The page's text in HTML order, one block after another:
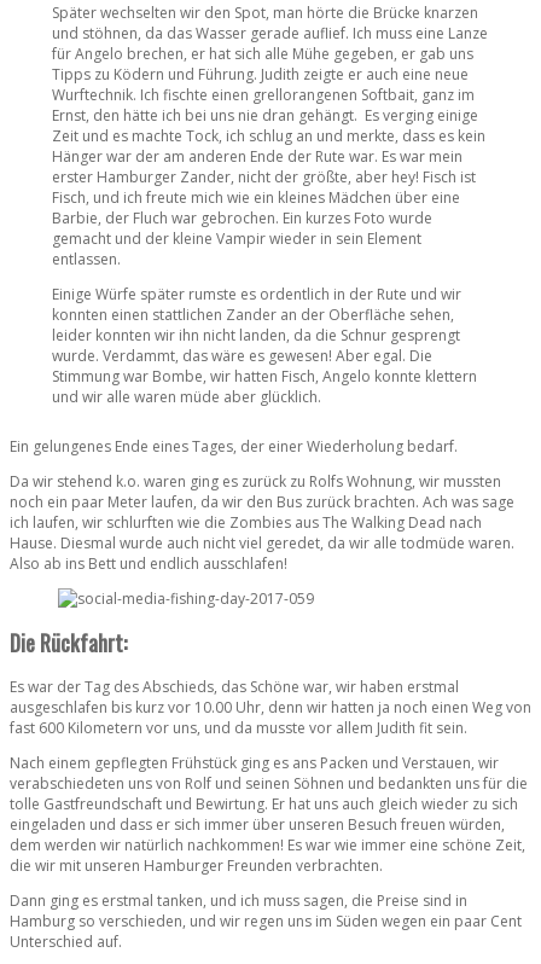
Später wechselten wir den Spot, man hörte die Brücke knarzen
und stöhnen, da das Wasser gerade auflief. Ich muss eine Lanze
für Angelo brechen, er hat sich alle Mühe gegeben, er gab uns
Tipps zu Ködern und Führung. Judith zeigte er auch eine neue
Wurftechnik. Ich fischte einen grellorangenen Softbait, ganz im
Ernst, den hätte ich bei uns nie dran gehängt. Es verging einige
Zeit und es machte Tock, ich schlug an und merkte, dass es kein
Hänger war der am anderen Ende der Rute war. Es war mein
erster Hamburger Zander, nicht der größte, aber hey! Fisch ist
Fisch, und ich freute mich wie ein kleines Mädchen über eine
Barbie, der Fluch war gebrochen. Ein kurzes Foto wurde
gemacht und der kleine Vampir wieder in sein Element
entlassen.
Einige Würfe später rumste es ordentlich in der Rute und wir
konnten einen stattlichen Zander an der Oberfläche sehen,
leider konnten wir ihn nicht landen, da die Schnur gesprengt
wurde. Verdammt, das wäre es gewesen! Aber egal. Die
Stimmung war Bombe, wir hatten Fisch, Angelo konnte klettern
und wir alle waren müde aber glücklich.
Ein gelungenes Ende eines Tages, der einer Wiederholung bedarf.
Da wir stehend k.o. waren ging es zurück zu Rolfs Wohnung, wir mussten
noch ein paar Meter laufen, da wir den Bus zurück brachten. Ach was sage
ich laufen, wir schlurften wie die Zombies aus The Walking Dead nach
Hause. Diesmal wurde auch nicht viel geredet, da wir alle todmüde waren.
Also ab ins Bett und endlich ausschlafen!
Die Rückfahrt:
Es war der Tag des Abschieds, das Schöne war, wir haben erstmal
ausgeschlafen bis kurz vor 10.00 Uhr, denn wir hatten ja noch einen Weg von
fast 600 Kilometern vor uns, und da musste vor allem Judith fit sein.
Nach einem gepflegten Frühstück ging es ans Packen und Verstauen, wir
verabschiedeten uns von Rolf und seinen Söhnen und bedankten uns für die
tolle Gastfreundschaft und Bewirtung. Er hat uns auch gleich wieder zu sich
eingeladen und dass er sich immer über unseren Besuch freuen würden,
dem werden wir natürlich nachkommen! Es war wie immer eine schöne Zeit,
die wir mit unseren Hamburger Freunden verbrachten.
Dann ging es erstmal tanken, und ich muss sagen, die Preise sind in
Hamburg so verschieden, und wir regen uns im Süden wegen ein paar Cent
Unterschied auf.